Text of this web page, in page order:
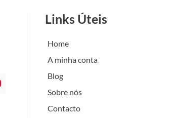
Links Úteis
Home
A minha conta
Blog
Sobre nós
Contacto